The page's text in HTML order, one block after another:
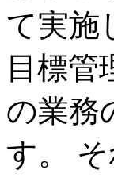
て実施
目標管
の業務
す。